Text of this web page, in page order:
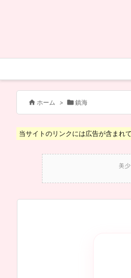
 ホーム >  鎮海
当サイトのリンクには広告が含まれ
美